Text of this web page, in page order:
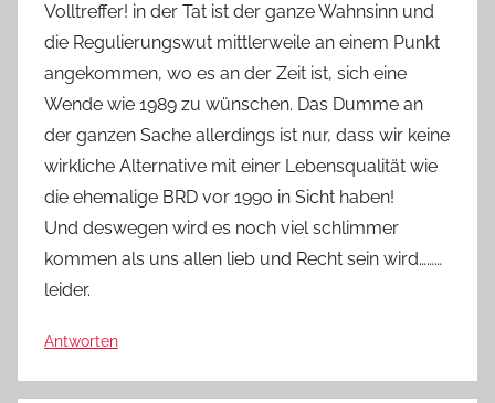
Volltreffer! in der Tat ist der ganze Wahnsinn und
die Regulierungswut mittlerweile an einem Punkt
angekommen, wo es an der Zeit ist, sich eine
Wende wie 1989 zu wünschen. Das Dumme an
der ganzen Sache allerdings ist nur, dass wir keine
wirkliche Alternative mit einer Lebensqualität wie
die ehemalige BRD vor 1990 in Sicht haben!
Und deswegen wird es noch viel schlimmer
kommen als uns allen lieb und Recht sein wird………
leider.
Antworten